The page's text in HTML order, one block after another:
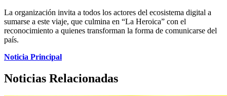
La organización invita a todos los actores del ecosistema digital a
sumarse a este viaje, que culmina en “La Heroica” con el
reconocimiento a quienes transforman la forma de comunicarse del
país.
Noticia Principal
Noticias Relacionadas